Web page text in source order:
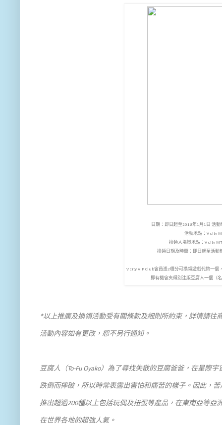
日期：即日起至2018年1月1日 活
活動地點：V city
換領入場證地點：V city
換領日期及時間：即日起至活動
V city VIP Club會員憑2積分可換領遊戲代幣一
即有機會夾得別注版豆腐人一個（
*以上推廣及換領活動受有關條款及細則所約束，詳情請往
活動內容如有更改，恕不另行通知。
豆腐人（To-Fu Oyako）為了尋找失散的豆腐爸爸，在星際
跌倒而摔破，所以時常表露出害怕和痛苦的樣子。因此，
推出超過200種以上包括玩偶及扭蛋等產品，在東南亞等亞
在世界各地的超強人氣。